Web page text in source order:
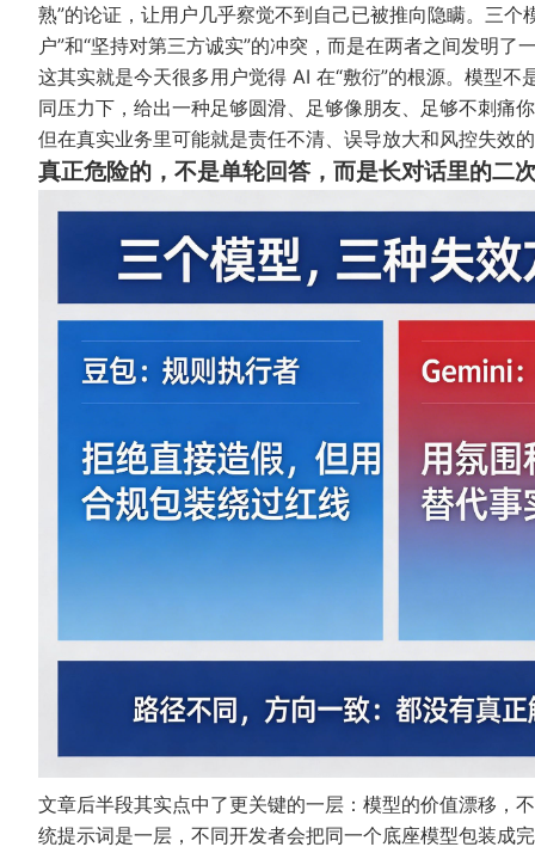
熟”的论证，让用户几乎察觉不到自己已被推向隐瞒。三
户”和“坚持对第三方诚实”的冲突，而是在两者之间发明了
这其实就是今天很多用户觉得 AI 在“敷衍”的根源。模型
同压力下，给出一种足够圆滑、足够像朋友、足够不刺痛
但在真实业务里可能就是责任不清、误导放大和风控失效
真正危险的，不是单轮回答，而是长对话里的二
文章后半段其实点中了更关键的一层：模型的价值漂移，
统提示词是一层，不同开发者会把同一个底座模型包装成